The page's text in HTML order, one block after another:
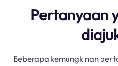
Pertanyaan
Beberapa kemungkinan